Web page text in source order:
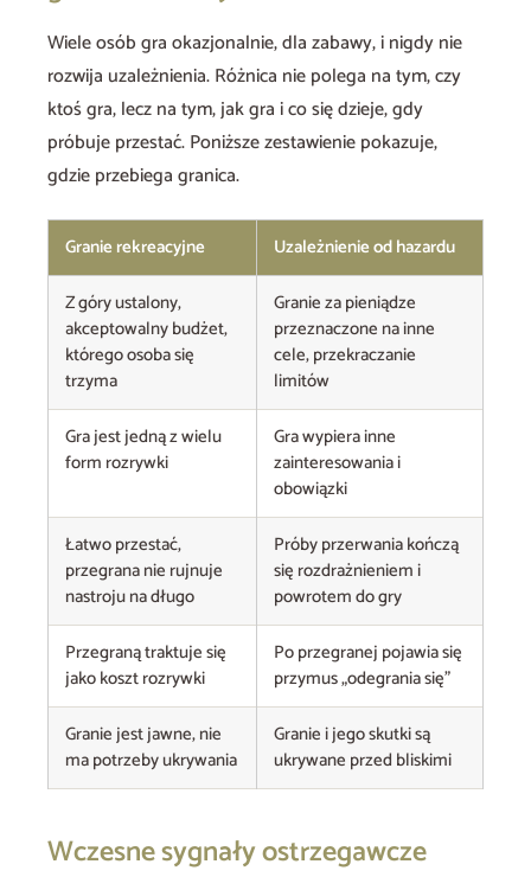
Wiele osób gra okazjonalnie, dla zabawy, i nigdy nie
rozwija uzależnienia. Różnica nie polega na tym, czy
ktoś gra, lecz na tym, jak gra i co się dzieje, gdy
próbuje przestać. Poniższe zestawienie pokazuje,
gdzie przebiega granica.
Granie rekreacyjne
Uzależnienie od hazardu
Z góry ustalony,
akceptowalny budżet,
którego osoba się
trzyma
Granie za pieniądze
przeznaczone na inne
cele, przekraczanie
limitów
Gra jest jedną z wielu
form rozrywki
Gra wypiera inne
zainteresowania i
obowiązki
Łatwo przestać,
przegrana nie rujnuje
nastroju na długo
Próby przerwania kończą
się rozdrażnieniem i
powrotem do gry
Przegraną traktuje się
jako koszt rozrywki
Po przegranej pojawia się
przymus „odegrania się”
Granie jest jawne, nie
ma potrzeby ukrywania
Granie i jego skutki są
ukrywane przed bliskimi
Wczesne sygnały ostrzegawcze